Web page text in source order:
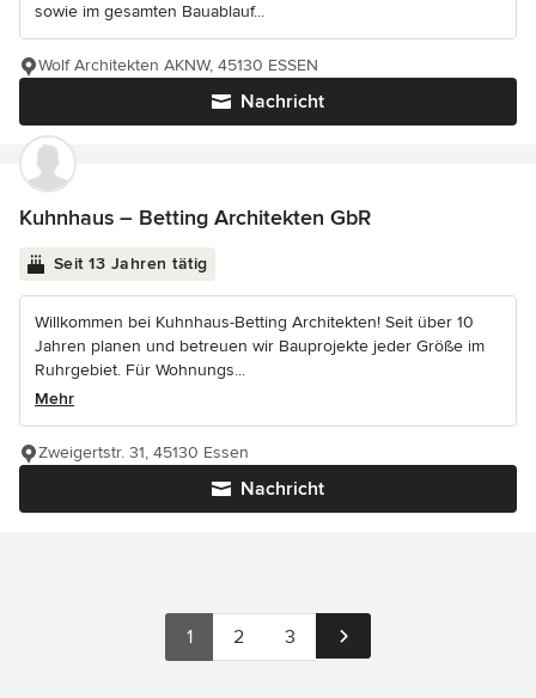
sowie im gesamten Bauablauf...
Nachricht
Wolf Architekten AKNW, 45130 ESSEN
Kuhnhaus – Betting Architekten GbR
Seit 13 Jahren tätig
Willkommen bei Kuhnhaus-Betting Architekten! Seit über 10
Jahren planen und betreuen wir Bauprojekte jeder Größe im
Ruhrgebiet. Für Wohnungs...
Mehr
Nachricht
Zweigertstr. 31, 45130 Essen
1 2 3